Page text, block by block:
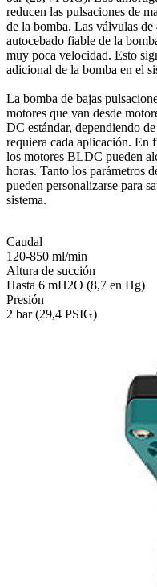
reducen las pulsaciones de
de la bomba. Las válvulas de
autocebado fiable de la
muy poca velocidad. Esto
adicional de la bomba en el
La bomba de bajas
motores que van desde
DC estándar, dependiendo
requiera cada aplicación. En
los motores BLDC pueden
horas. Tanto los parámetros
pueden personalizarse para
sistema.
Caudal
120-850 ml/min
Altura de succión
Hasta 6 mH2O (8,7 en Hg)
Presión
2 bar (29,4 PSIG)